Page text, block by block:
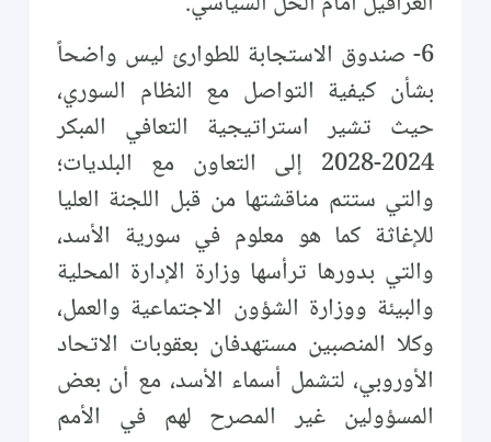
6- صندوق الاستجابة للطوارئ ليس واضحاً
بشأن كيفية التواصل مع النظام السوري،
حيث تشير استراتيجية التعافي المبكر
2024-2028 إلى التعاون مع البلديات؛
والتي ستتم مناقشتها من قبل اللجنة العليا
للإغاثة كما هو معلوم في سورية الأسد،
والتي بدورها ترأسها وزارة الإدارة المحلية
والبيئة ووزارة الشؤون الاجتماعية والعمل،
وكلا المنصبين مستهدفان بعقوبات الاتحاد
الأوروبي، لتشمل أسماء الأسد، مع أن بعض
المسؤولين غير المصرح لهم في الأمم